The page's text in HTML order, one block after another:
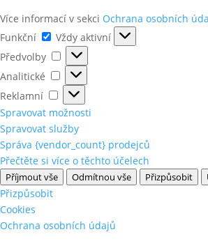
Více informací v sekci Ochrana osobních
Funkční
Funkční
Vždy aktivní
Předvolby
Předvolby
Analitické
Analitické
Reklamní
Reklamní
Spravovat možnosti
Spravovat služby
Správa {vendor_count} prodejců
Přečtěte si více o těchto účelech
Příjmout vše Odmítnou vše Přizpůsobit
Přizpůsobit
Cookies
Ochrana osobních údajů